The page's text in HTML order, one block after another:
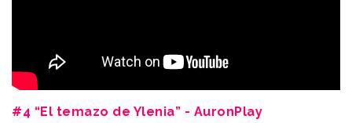
#4 “El temazo de Ylenia” - AuronPlay